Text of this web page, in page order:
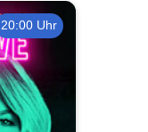
20:00 Uhr